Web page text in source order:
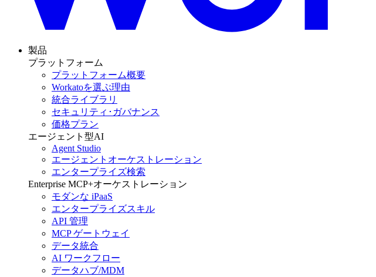
製品
プラットフォーム
プラットフォーム概要
Workatoを選ぶ理由
統合ライブラリ
セキュリティ･ガバナンス
価格プラン
エージェント型AI
Agent Studio
エージェントオーケストレーション
エンタープライズ検索
Enterprise MCP+オーケストレーション
モダンな iPaaS
エンタープライズスキル
API 管理
MCP ゲートウェイ
データ統合
AI ワークフロー
データハブ/MDM